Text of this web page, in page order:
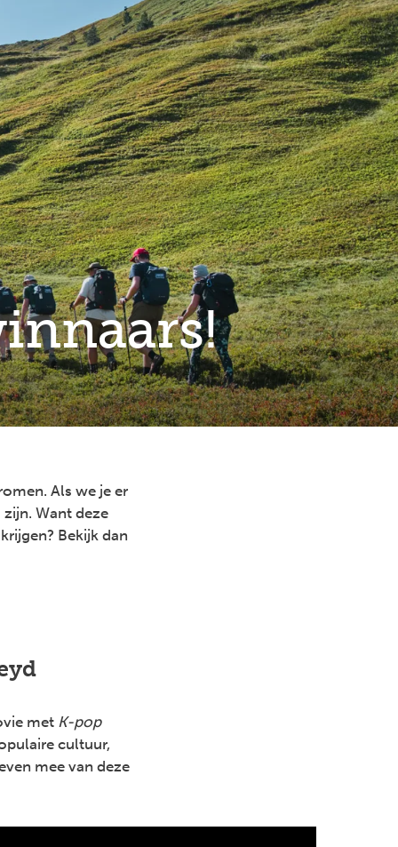
Als we je er
Want deze
Bekijk dan
met K-pop
cultuur,
mee van deze
Full
screen
Close